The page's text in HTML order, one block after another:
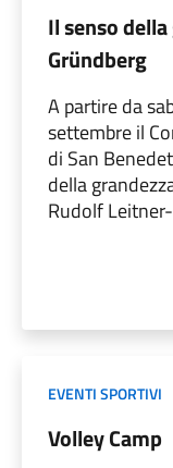
Il senso
Gründberg
A partire da
settembre il
di San
della
Rudolf
EVENTI SPORTIVI
Volley Camp